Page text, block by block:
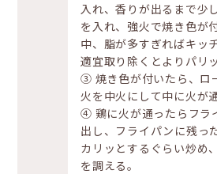
入れ、香りが出るまで少
を入れ、強火で焼き色が
中、脂が多すぎればキッ
適宜取り除くとよりパリ
③ 焼き色が付いたら、ロ
火を中火にして中に火が
④ 鶏に火が通ったらフラ
出し、フライパンに残っ
カリッとするぐらい炒め
を調える。